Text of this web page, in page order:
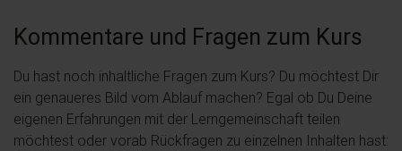
Kommentare und Fragen zum Kurs
Du hast noch inhaltliche Fragen zum Kurs? Du möchtest Dir
ein genaueres Bild vom Ablauf machen? Egal ob Du Deine
eigenen Erfahrungen mit der Lerngemeinschaft teilen
möchtest oder vorab Rückfragen zu einzelnen Inhalten hast: